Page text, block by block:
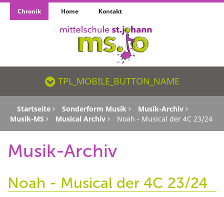
Chronik Home Kontakt
TPL_MOBILE_BUTTON_NAME_SR
TPL_MOBILE_BUTTON_NAME
Startseite Sonderform Musik
Musik-Archiv
Musik-MS
Musical Archiv Noah - Musical der 4C 23/24
Musik-Archiv
Noah - Musical der 4C 23/24